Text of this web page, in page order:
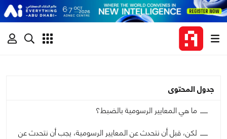
جدول المحتوى
ما هي المعايير الرسومية بالضبط؟
لكن، قبل أن نتحدث عن المعايير الرسومية، يجب أن نتحدث عن